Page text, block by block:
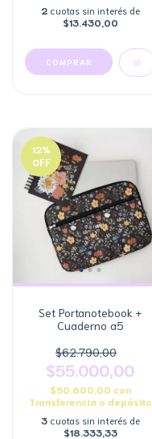
2 cuotas sin interés de
$13.430,00
12%
OFF
Set Portanotebook +
Cuaderno a5
$62.790,00
$55.000,00
$50.600,00 con
Transferencia o depósito
3 cuotas sin interés de
$18.333,33